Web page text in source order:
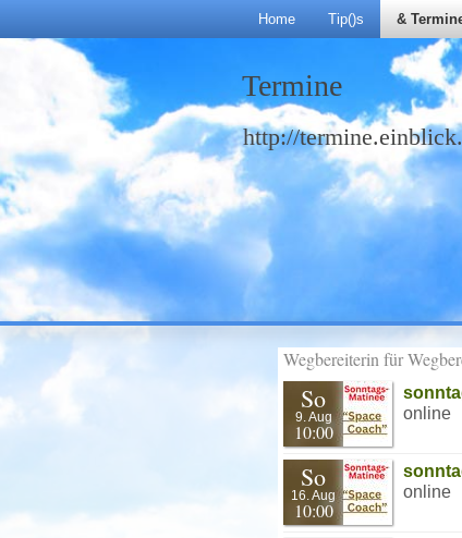
Home Tip()s &
Termine
http://
Wegbereiterin für
So
9. Aug
10:00
online
So
16. Aug
10:00
online